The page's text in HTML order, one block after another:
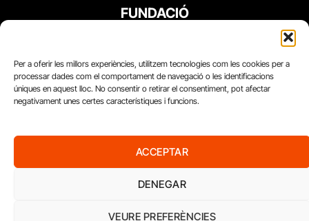
Per a oferir les millors experiències, utilitzem tecnologies com les cookies per a
processar dades com el comportament de navegació o les identificacions
úniques en aquest lloc. No consentir o retirar el consentiment, pot afectar
negativament unes certes característiques i funcions.
ACCEPTAR
DENEGAR
VEURE PREFERÈNCIES
FUNDACIÓ